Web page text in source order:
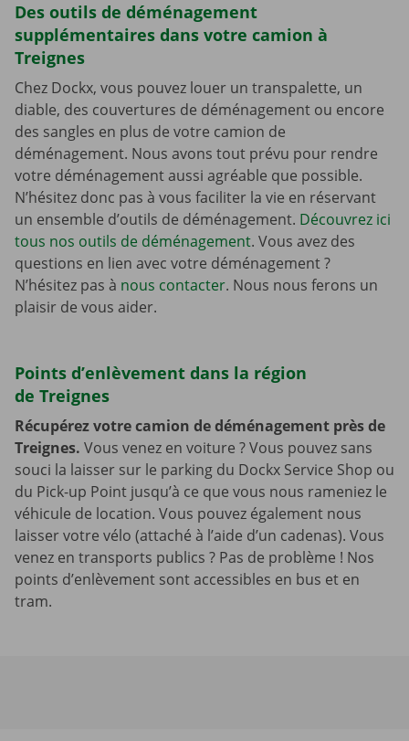
Des outils de déménagement
supplémentaires dans votre camion à
Treignes
Chez Dockx, vous pouvez louer un transpalette, un
diable, des couvertures de déménagement ou encore
des sangles en plus de votre camion de
déménagement. Nous avons tout prévu pour rendre
votre déménagement aussi agréable que possible.
N’hésitez donc pas à vous faciliter la vie en réservant
un ensemble d’outils de déménagement. Découvrez ici
tous nos outils de déménagement. Vous avez des
questions en lien avec votre déménagement ?
N’hésitez pas à nous contacter. Nous nous ferons un
plaisir de vous aider.
Points d’enlèvement dans la région
de Treignes
Récupérez votre camion de déménagement près de
Treignes. Vous venez en voiture ? Vous pouvez sans
souci la laisser sur le parking du Dockx Service Shop ou
du Pick-up Point jusqu’à ce que vous nous rameniez le
véhicule de location. Vous pouvez également nous
laisser votre vélo (attaché à l’aide d’un cadenas). Vous
venez en transports publics ? Pas de problème ! Nos
points d’enlèvement sont accessibles en bus et en
tram.